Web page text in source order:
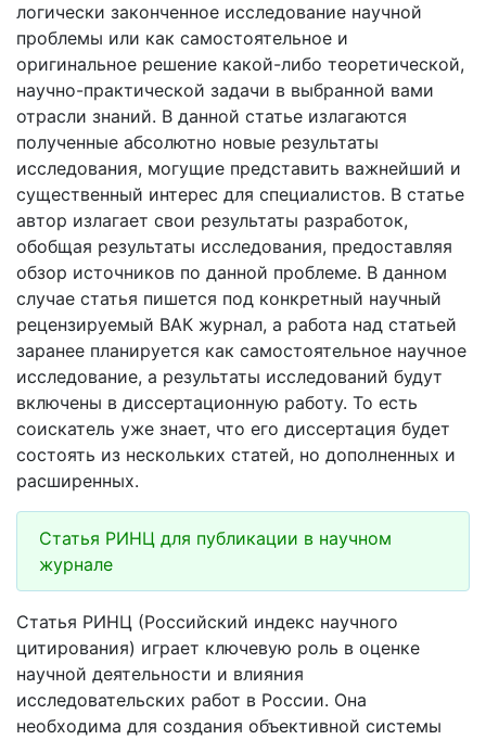
логически законченное исследование научной
проблемы или как самостоятельное и
оригинальное решение какой-либо теоретической,
научно-практической задачи в выбранной вами
отрасли знаний. В данной статье излагаются
полученные абсолютно новые результаты
исследования, могущие представить важнейший и
существенный интерес для специалистов. В статье
автор излагает свои результаты разработок,
обобщая результаты исследования, предоставляя
обзор источников по данной проблеме. В данном
случае статья пишется под конкретный научный
рецензируемый ВАК журнал, а работа над статьей
заранее планируется как самостоятельное научное
исследование, а результаты исследований будут
включены в диссертационную работу. То есть
соискатель уже знает, что его диссертация будет
состоять из нескольких статей, но дополненных и
расширенных.
Статья РИНЦ для публикации в научном
журнале
Статья РИНЦ (Российский индекс научного
цитирования) играет ключевую роль в оценке
научной деятельности и влияния
исследовательских работ в России. Она
необходима для создания объективной системы